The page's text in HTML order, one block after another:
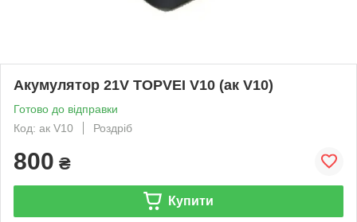
Акумулятор 21V TOPVEI V10 (ак V10)
Готово до відправки
Код: ак V10
Роздріб
800 ₴
Купити